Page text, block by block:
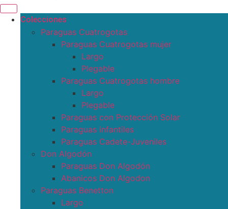
Colecciones
Paraguas Cuatrogotas
Paraguas Cuatrogotas mujer
Largo
Plegable
Paraguas Cuatrogotas hombre
Largo
Plegable
Paraguas con Protección Solar
Paraguas infantiles
Paraguas Cadete-Juveniles
Don Algodón
Paraguas Don Algodón
Abanicos Don Algodon
Paraguas Benetton
Largo